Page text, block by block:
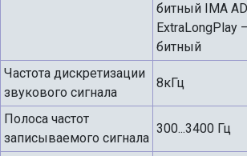
битный IMA
битный
Частота дискретизации
звукового сигнала
8кГц
Полоса частот
записываемого сигнала
300...3400 Гц